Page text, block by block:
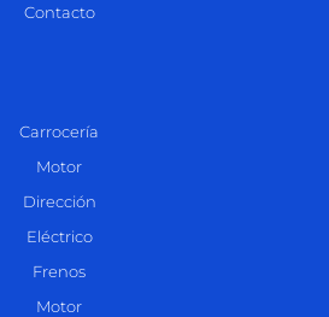
Contacto
Carrocería
Motor
Dirección
Eléctrico
Frenos
Motor